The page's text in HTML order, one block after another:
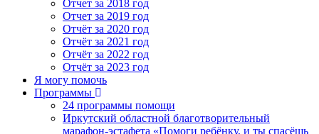
Отчет за 2018 год
Отчет за 2019 год
Отчёт за 2020 год
Отчёт за 2021 год
Отчёт за 2022 год
Отчёт за 2023 год
Я могу помочь
Программы
24 программы помощи
Иркутский областной благотворительный
марафон-эстафета «Помоги ребёнку, и ты спасёшь